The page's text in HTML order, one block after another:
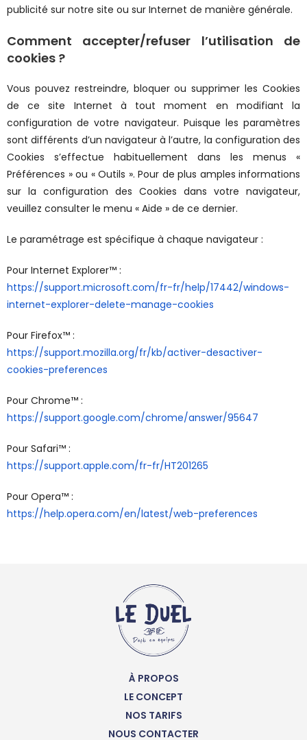
publicité sur notre site ou sur Internet de manière générale.
Comment accepter/refuser l’utilisation de
cookies ?
Vous pouvez restreindre, bloquer ou supprimer les Cookies
de ce site Internet à tout moment en modifiant la
configuration de votre navigateur. Puisque les paramètres
sont différents d’un navigateur à l’autre, la configuration des
Cookies s’effectue habituellement dans les menus «
Préférences » ou « Outils ». Pour de plus amples informations
sur la configuration des Cookies dans votre navigateur,
veuillez consulter le menu « Aide » de ce dernier.
Le paramétrage est spécifique à chaque navigateur :
Pour Internet Explorer™ :
https://support.microsoft.com/fr-fr/help/17442/windows-
internet-explorer-delete-manage-cookies
Pour Firefox™ :
https://support.mozilla.org/fr/kb/activer-desactiver-
cookies-preferences
Pour Chrome™ :
https://support.google.com/chrome/answer/95647
Pour Safari™ :
https://support.apple.com/fr-fr/HT201265
Pour Opera™ :
https://help.opera.com/en/latest/web-preferences
À PROPOS
LE CONCEPT
NOS TARIFS
NOUS CONTACTER